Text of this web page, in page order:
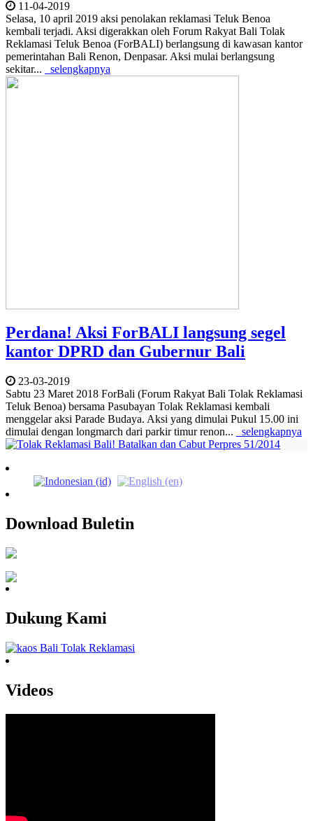
11-04-2019
Selasa, 10 april 2019 aksi penolakan reklamasi Teluk Benoa
kembali terjadi. Aksi digerakkan oleh Forum Rakyat Bali Tolak
Reklamasi Teluk Benoa (ForBALI) berlangsung di kawasan kantor
pemerintahan Bali Renon, Denpasar. Aksi mulai berlangsung
sekitar...
selengkapnya
Perdana! Aksi ForBALI langsung segel
kantor DPRD dan Gubernur Bali
23-03-2019
Sabtu 23 Maret 2018 ForBali (Forum Rakyat Bali Tolak Reklamasi
Teluk Benoa) bersama Pasubayan Tolak Reklamasi kembali
menggelar aksi Parade Budaya. Aksi yang dimulai Pukul 15.00 ini
dimulai dengan longmarch dari parkir timur renon...
selengkapnya
Download Buletin
Dukung Kami
Videos